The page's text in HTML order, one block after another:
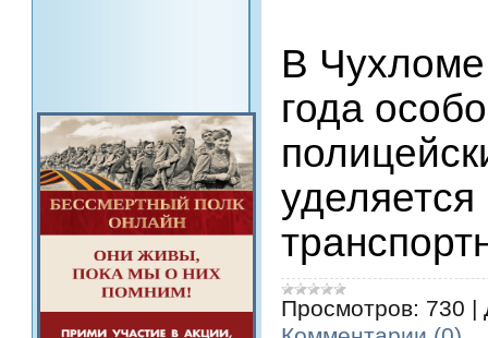
В Чухломе
года
Просмотров: 730 |